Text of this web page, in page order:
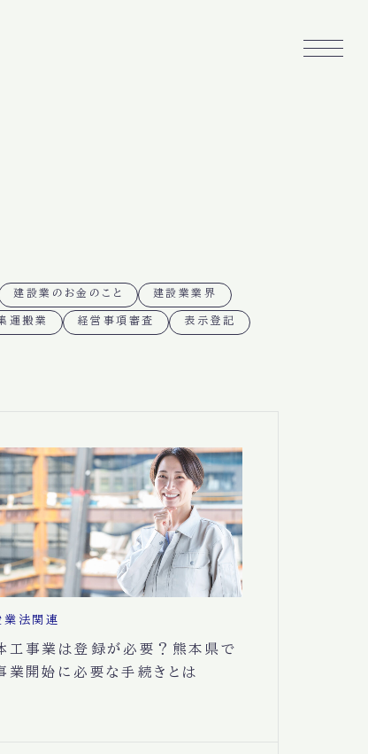
建設業のお金のこと 建設業業界
運搬業 経営事項審査 表示登記
業法関連
工事業は登録が必要？熊本県で
業開始に必要な手続きとは